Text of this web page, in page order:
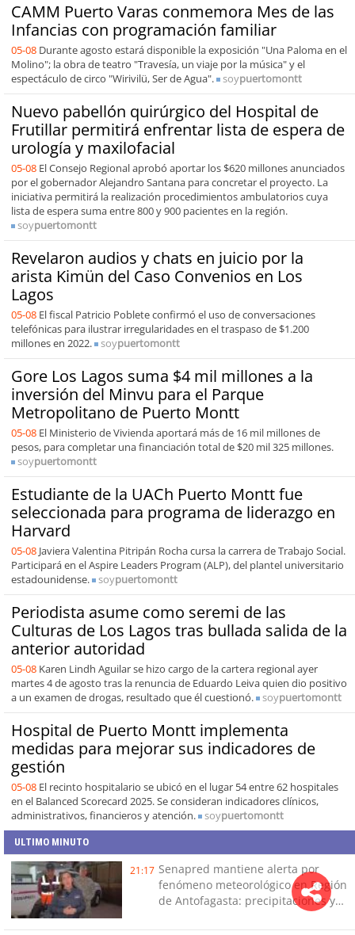
CAMM Puerto Varas conmemora Mes de las
Infancias con programación familiar
05-08 Durante agosto estará disponible la exposición "Una Paloma en el
Molino"; la obra de teatro "Travesía, un viaje por la música" y el
espectáculo de circo "Wirivilü, Ser de Agua".
soypuertomontt
Nuevo pabellón quirúrgico del Hospital de
Frutillar permitirá enfrentar lista de espera de
urología y maxilofacial
05-08 El Consejo Regional aprobó aportar los $620 millones anunciados
por el gobernador Alejandro Santana para concretar el proyecto. La
iniciativa permitirá la realización procedimientos ambulatorios cuya
lista de espera suma entre 800 y 900 pacientes en la región.
soypuertomontt
Revelaron audios y chats en juicio por la
arista Kimün del Caso Convenios en Los
Lagos
05-08 El fiscal Patricio Poblete confirmó el uso de conversaciones
telefónicas para ilustrar irregularidades en el traspaso de $1.200
millones en 2022.
soypuertomontt
Gore Los Lagos suma $4 mil millones a la
inversión del Minvu para el Parque
Metropolitano de Puerto Montt
05-08 El Ministerio de Vivienda aportará más de 16 mil millones de
pesos, para completar una financiación total de $20 mil 325 millones.
soypuertomontt
Estudiante de la UACh Puerto Montt fue
seleccionada para programa de liderazgo en
Harvard
05-08 Javiera Valentina Pitripán Rocha cursa la carrera de Trabajo Social.
Participará en el Aspire Leaders Program (ALP), del plantel universitario
estadounidense.
soypuertomontt
Periodista asume como seremi de las
Culturas de Los Lagos tras bullada salida de la
anterior autoridad
05-08 Karen Lindh Aguilar se hizo cargo de la cartera regional ayer
martes 4 de agosto tras la renuncia de Eduardo Leiva quien dio positivo
a un examen de drogas, resultado que él cuestionó.
soypuertomontt
Hospital de Puerto Montt implementa
medidas para mejorar sus indicadores de
gestión
05-08 El recinto hospitalario se ubicó en el lugar 54 entre 62 hospitales
en el Balanced Scorecard 2025. Se consideran indicadores clínicos,
administrativos, financieros y atención.
soypuertomontt
ULTIMO MINUTO
21:17 Senapred mantiene alerta por
fenómeno meteorológico en Región
de Antofagasta: precipitaciones y